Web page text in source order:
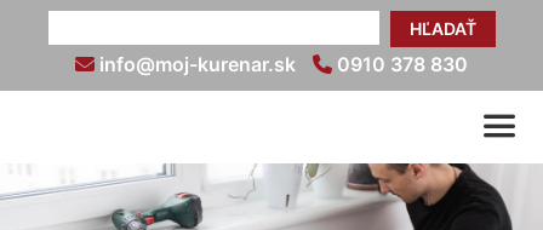
HĽADAŤ
info@moj-kurenar.sk 0910 378 830